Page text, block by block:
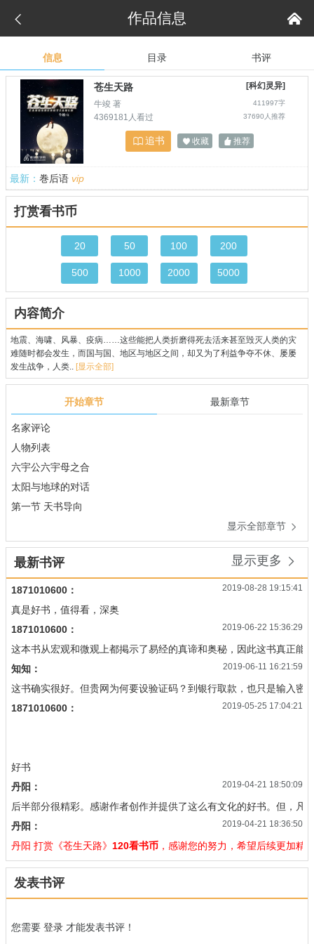
 
作品信息
信息 目录 书评
[科幻灵异]
苍生天路
411997字
牛竣 著
37690人推荐
4369181人看过
 追书  收藏  推荐
最新： 巻后语 vip
打赏看书币
20 50 100 200
500 1000 2000 5000
内容简介
地震、海啸、风暴、疫病……这些能把人类折磨得死去活来甚至毁灭人类的灾
难随时都会发生，而国与国、地区与地区之间，却又为了利益争夺不休、屡屡
发生战争，人类.. [显示全部]
开始章节 最新章节
名家评论
人物列表
六宇公六宇母之合
太阳与地球的对话
第一节 天书导向
显示全部章节 
最新书评 显示更多 
2019-08-28 19:15:41
1871010600：
真是好书，值得看，深奥
2019-06-22 15:36:29
1871010600：
这本书从宏观和微观上都掲示了易经的真谛和奥秘，因此这书真正
2019-06-11 16:21:59
知知：
这书确实很好。但贵网为何要设验证码？到银行取款，也只是输入
2019-05-25 17:04:21
1871010600：
好书
2019-04-21 18:50:09
丹阳：
后半部分很精彩。感谢作者创作并提供了这么有文化的好书。但，
2019-04-21 18:36:50
丹阳：
丹阳 打赏《苍生天路》120看书币 ，感谢您的努力，希望后续更加精
发表书评
您需要登录 才能发表书评！